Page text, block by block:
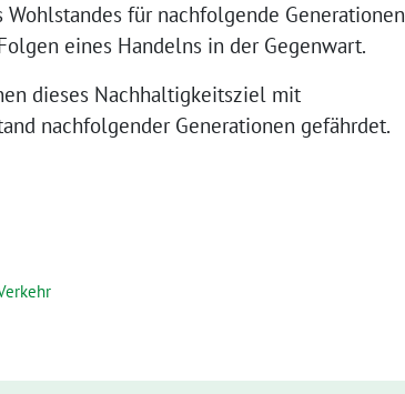
für nachfolgende Generationen
eines Handelns in der Gegenwart.
dieses Nachhaltigkeitsziel mit
nachfolgender Generationen gefährdet.